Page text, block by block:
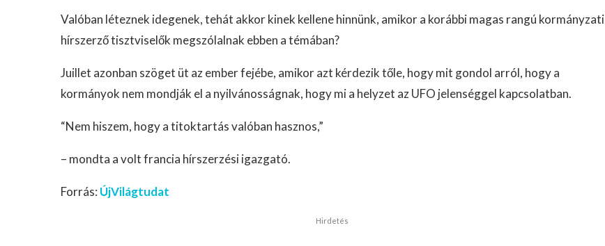
Valóban léteznek idegenek, tehát akkor kinek kellene hinnünk, amikor a korábbi magas rangú kormányzati
hírszerző tisztviselők megszólalnak ebben a témában?
Juillet azonban szöget üt az ember fejébe, amikor azt kérdezik tőle, hogy mit gondol arról, hogy a
kormányok nem mondják el a nyilvánosságnak, hogy mi a helyzet az UFO jelenséggel kapcsolatban.
“Nem hiszem, hogy a titoktartás valóban hasznos,”
– mondta a volt francia hírszerzési igazgató.
Forrás: ÚjVilágtudat
Hirdetés